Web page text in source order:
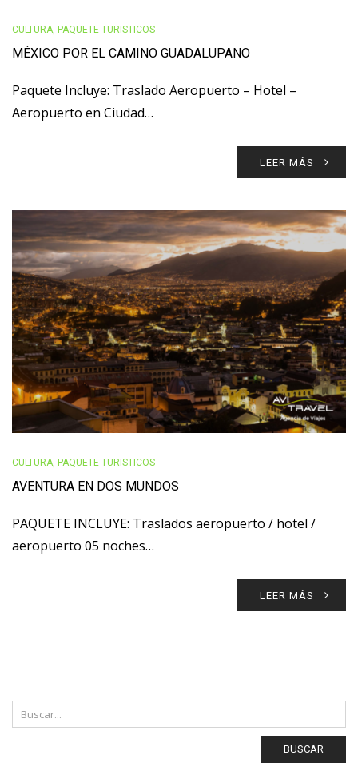
CULTURA, PAQUETE TURISTICOS
MÉXICO POR EL CAMINO GUADALUPANO
Paquete Incluye: Traslado Aeropuerto – Hotel –
Aeropuerto en Ciudad…
LEER MÁS
CULTURA PAQUETE TURISTICOS
AVENTURA EN DOS MUNDOS
PAQUETE INCLUYE: Traslados aeropuerto / hotel /
aeropuerto 05 noches…
LEER MÁS
BUSCAR